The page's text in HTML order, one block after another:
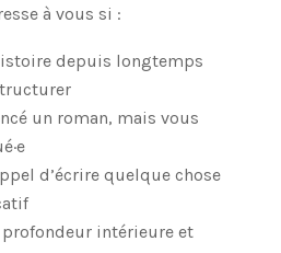
à vous si :
depuis longtemps
un roman, mais vous
d’écrire quelque chose
intérieure et